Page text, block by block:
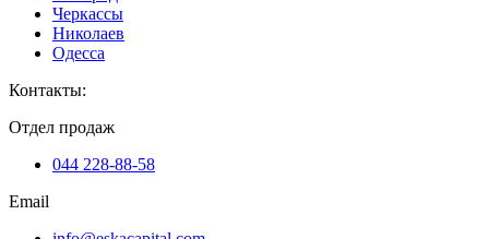
Черкассы
Николаев
Одесса
Контакты:
Отдел продаж
044 228-88-58
Email